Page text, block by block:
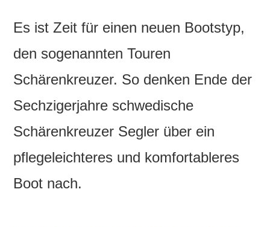
Es ist Zeit für einen neuen Bootstyp,
den sogenannten Touren
Schärenkreuzer. So denken Ende der
Sechzigerjahre schwedische
Schärenkreuzer Segler über ein
pflegeleichteres und komfortableres
Boot nach.